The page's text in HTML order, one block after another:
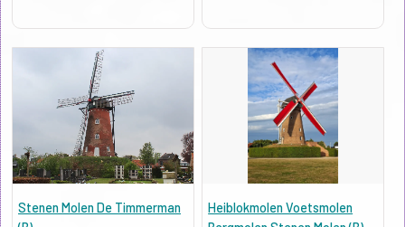
Stenen Molen De Timmerman
Heiblokmolen Voetsmolen